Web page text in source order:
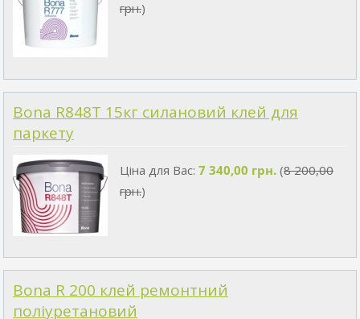
грн.)
Bona R848T 15кг силановий клей для
паркету
Ціна для Вас: 7 340,00 грн.(8 200,00
грн.)
Bona R 200 клей ремонтний
поліуретановий